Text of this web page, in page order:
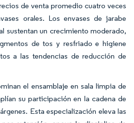
de venta promedio cuatro veces
orales. Los envases de jarabe
sustentan un crecimiento moderado,
de tos y resfriado e higiene
a las tendencias de reducción de
el ensamblaje en sala limpia de
su participación en la cadena de
Esta especialización eleva las